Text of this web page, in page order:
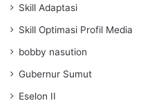
Skill Adaptasi
Skill Optimasi Profil Media
bobby nasution
Gubernur Sumut
Eselon II